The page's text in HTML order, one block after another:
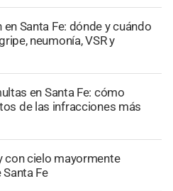
Santa Fe: dónde y cuándo
neumonía, VSR y
en Santa Fe: cómo
de las infracciones más
con cielo mayormente
Fe